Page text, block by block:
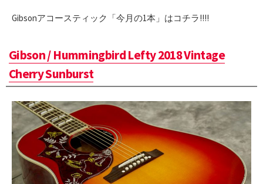
Gibsonアコースティック「今月の1本」はコチラ!!!!
Gibson / Hummingbird Lefty 2018 Vintage
Cherry Sunburst